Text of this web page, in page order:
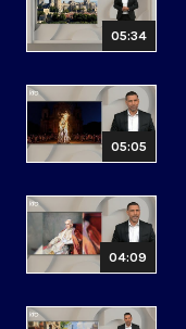
05:34
05:05
04:09